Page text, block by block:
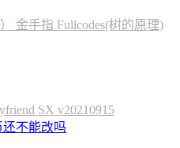
金手指 Fullcodes(树的原理)
SX v20210915
不能改吗